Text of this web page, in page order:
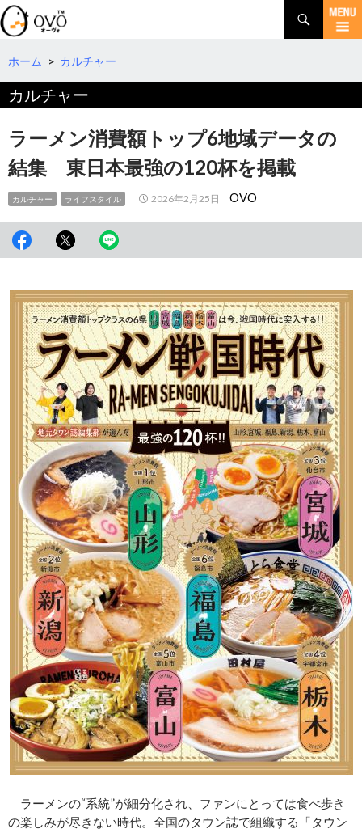
検
索
コ
テ
ツ
へ
ホーム > カルチャー
カルチャー
ラーメン消費額トップ6地域データの
結集 東日本最強の120杯を掲載
カルチャー ライフスタイル 2026年2月25日 OVO
ラーメンの“系統”が細分化され、ファンにとっては食べ歩き
の楽しみが尽きない時代。全国のタウン誌で組織する「タウン